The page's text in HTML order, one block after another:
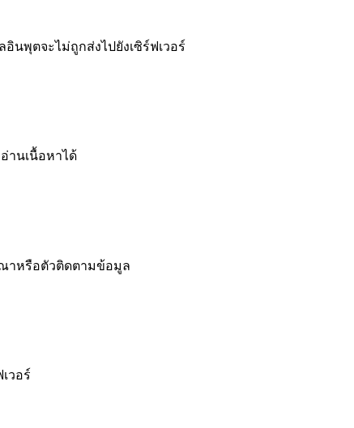
นพุตจะไม่ถูกส่งไปยังเซิร์ฟเวอร์
านเนื้อหาได้
าหรือตัวติดตามข้อมูล
วอร์